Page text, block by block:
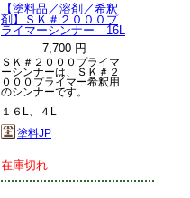
【塗料品／溶剤／希釈
剤】ＳＫ＃２０００プ
ライマーシンナー 16L
7,700 円
ＳＫ＃２０００プライマ
ーシンナーは、ＳＫ＃２
０００プライマー希釈用
のシンナーです。
１６L、４L
塗料JP
在庫切れ